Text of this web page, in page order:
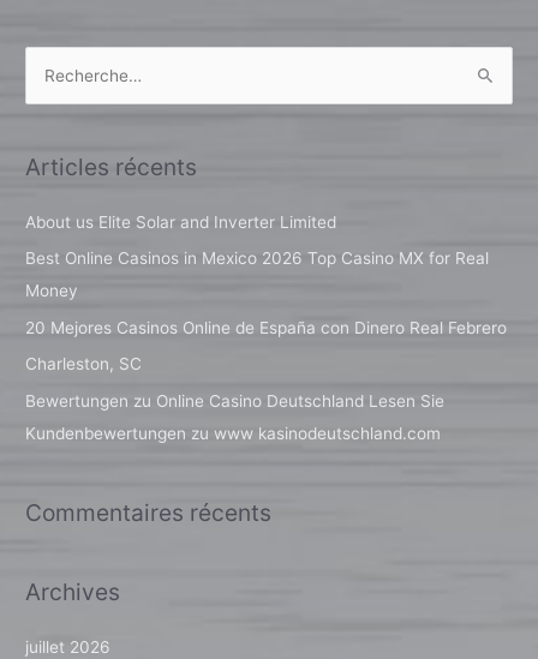
h
e
r
:
Articles récents
About us Elite Solar and Inverter Limited
Best Online Casinos in Mexico 2026 Top Casino MX for Real
Money
20 Mejores Casinos Online de España con Dinero Real Febrero
Charleston, SC
Bewertungen zu Online Casino Deutschland Lesen Sie
Kundenbewertungen zu www kasinodeutschland.com
Commentaires récents
Archives
juillet 2026